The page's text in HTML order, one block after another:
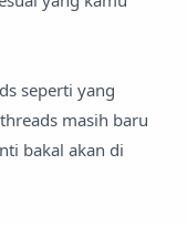
seperti yang
masih baru
bakal akan di